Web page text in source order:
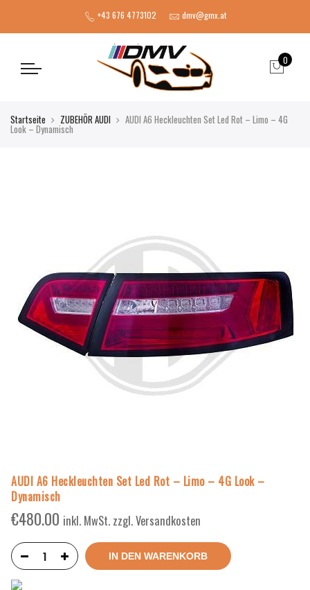
+43 676 4773102 dmv@gmx.at
0
Startseite ZUBEHÖR AUDI AUDI A6 Heckleuchten Set Led Rot – Limo – 4G
Look – Dynamisch
AUDI A6 Heckleuchten Set Led Rot – Limo – 4G Look –
Dynamisch
€480.00 inkl. MwSt. zzgl. Versandkosten
IN DEN WARENKORB